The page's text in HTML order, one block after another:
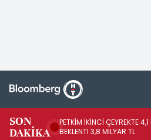
SON
DAKİKA
PETKİM İKİNCİ ÇEYREKTE
BEKLENTİ 3,8 MİLYAR TL